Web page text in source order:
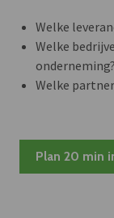
Welke
Welke
onderneming?
Welke
Plan 20 min